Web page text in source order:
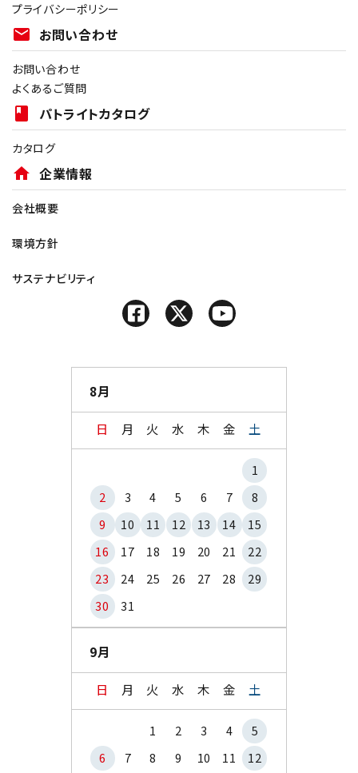
プライバシーポリシー
mail お問い合わせ
お問い合わせ
よくあるご質問
book パトライトカタログ
カタログ
home 企業情報
会社概要
環境方針
サステナビリティ
8月
日 月 火 水 木 金 土
1
2
3 4 5 6 7
8
9
10 11 12 13 14
15
16
17 18 19 20 21
22
23
24 25 26 27 28
29
30
31
9月
日 月 火 水 木 金 土
1 2 3 4
5
6
7 8 9 10 11 12